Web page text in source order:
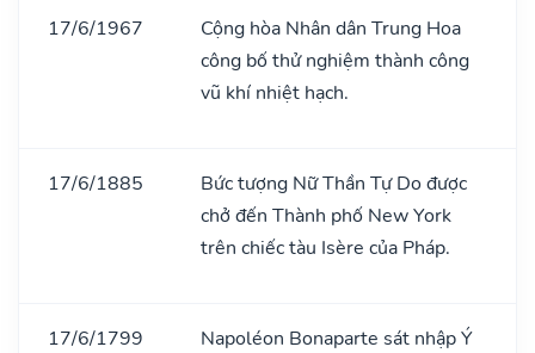
17/6/1967
Cộng hòa Nhân dân Trung Hoa
công bố thử nghiệm thành công
vũ khí nhiệt hạch.
17/6/1885
Bức tượng Nữ Thần Tự Do được
chở đến Thành phố New York
trên chiếc tàu Isère của Pháp.
17/6/1799
Napoléon Bonaparte sát nhập Ý